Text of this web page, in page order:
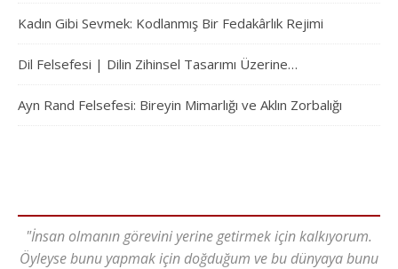
Kadın Gibi Sevmek: Kodlanmış Bir Fedakârlık Rejimi
Dil Felsefesi | Dilin Zihinsel Tasarımı Üzerine…
Ayn Rand Felsefesi: Bireyin Mimarlığı ve Aklın Zorbalığı
"İnsan olmanın görevini yerine getirmek için kalkıyorum.
Öyleyse bunu yapmak için doğduğum ve bu dünyaya bunu